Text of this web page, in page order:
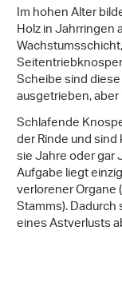
Im hohen Alter
Holz in Jahrringen
Scheibe sind
ausgetrieben,
Schlafende
der Rinde und
sie Jahre oder gar
Aufgabe liegt
verlorener
Stamms).
eines Astverlusts